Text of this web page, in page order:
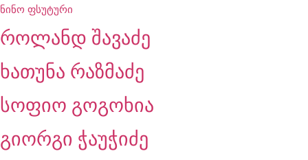
ნინო ფსუტური
როლანდ შავაძე
ხათუნა რაზმაძე
სოფიო გოგოხია
გიორგი ჭაუჭიძე